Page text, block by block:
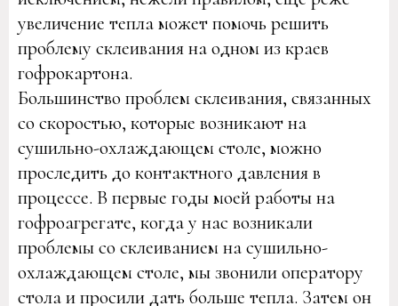
увеличение тепла может помочь решить
проблему склеивания на одном из краев
гофрокартона.
Большинство проблем склеивания, связанных
со скоростью, которые возникают на
сушильно-охлаждающем столе, можно
проследить до контактного давления в
процессе. В первые годы моей работы на
гофроагрегате, когда у нас возникали
проблемы со склеиванием на сушильно-
охлаждающем столе, мы звонили оператору
стола и просили дать больше тепла. Затем он